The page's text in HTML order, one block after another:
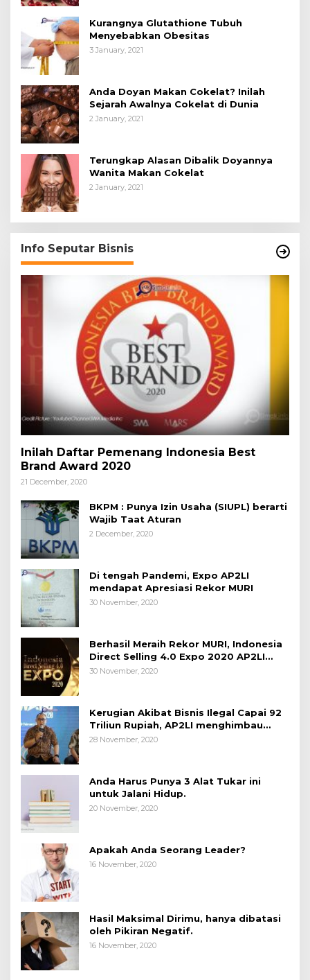
Kurangnya Glutathione Tubuh
Menyebabkan Obesitas
3 January, 2021
Anda Doyan Makan Cokelat? Inilah
Sejarah Awalnya Cokelat di Dunia
2 January, 2021
Terungkap Alasan Dibalik Doyannya
Wanita Makan Cokelat
2 January, 2021
Info Seputar Bisnis
Inilah Daftar Pemenang Indonesia Best
Brand Award 2020
21 December, 2020
BKPM : Punya Izin Usaha (SIUPL) berarti
Wajib Taat Aturan
2 December, 2020
Di tengah Pandemi, Expo AP2LI
mendapat Apresiasi Rekor MURI
30 November, 2020
Berhasil Meraih Rekor MURI, Indonesia
Direct Selling 4.0 Expo 2020 AP2LI
berakhir sangat memuaskan
30 November, 2020
Kerugian Akibat Bisnis Ilegal Capai 92
Triliun Rupiah, AP2LI menghimbau
masyarakat Waspada.
28 November, 2020
Anda Harus Punya 3 Alat Tukar ini
untuk Jalani Hidup.
20 November, 2020
Apakah Anda Seorang Leader?
16 November, 2020
Hasil Maksimal Dirimu, hanya dibatasi
oleh Pikiran Negatif.
16 November, 2020